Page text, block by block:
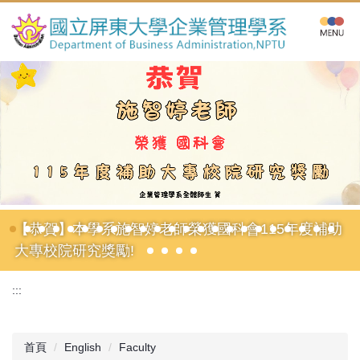
到
主
要
內
容
【恭賀】本學系施智婷老師榮獲國科會115年度補助
大專校院研究獎勵!
:::
首頁 English Faculty